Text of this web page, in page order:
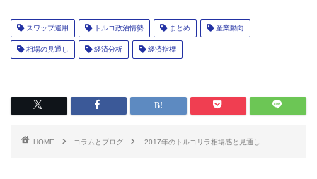
スワップ運用 トルコ政治情勢 まとめ 産業動向
相場の見通し 経済分析 経済指標
HOME コラムとブログ 2017年のトルコリラ相場感と見通し